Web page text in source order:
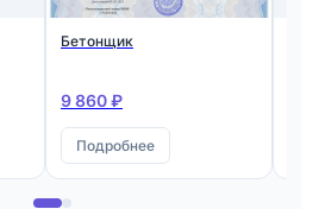
Бетонщик
9 860 ₽
Подробнее